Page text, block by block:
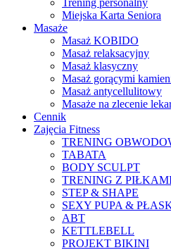
Trening personalny
Miejska Karta Seniora
Masaże
Masaż KOBIDO
Masaż relaksacyjny
Masaż klasyczny
Masaż gorącymi
Masaż antycellulitowy
Masaże na zlecenie
Cennik
Zajęcia Fitness
TRENING
TABATA
BODY SCULPT
TRENING Z
STEP & SHAPE
SEXY PUPA &
ABT
KETTLEBELL
PROJEKT BIKINI